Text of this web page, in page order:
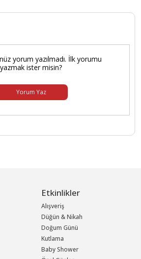
yorum yazılmadı. İlk yorumu
yazmak ister misin?
Yorum Yaz
Etkinlikler
Alışveriş
Düğün & Nikah
Doğum Günü
Kutlama
Baby Shower